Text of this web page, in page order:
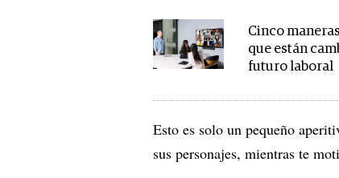
Cinco
que están
futuro laboral
Esto es solo un pequeño
sus personajes, mientras te